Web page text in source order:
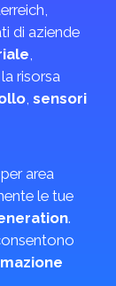
di aziende
,
la risorsa
, sensori
area
le tue
.